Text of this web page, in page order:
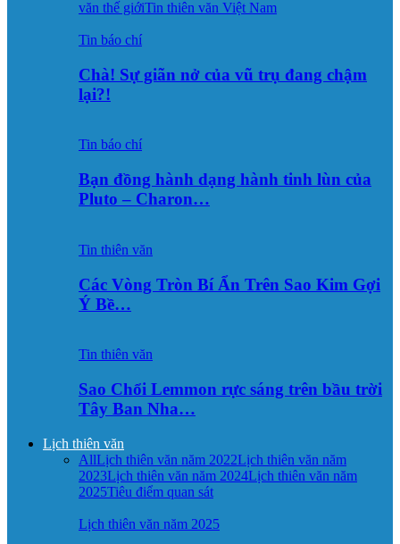
văn thế giớiTin thiên văn Việt Nam
Tin báo chí
Chà! Sự giãn nở của vũ trụ đang chậm
lại?!
Tin báo chí
Bạn đồng hành dạng hành tinh lùn của
Pluto – Charon…
Tin thiên văn
Các Vòng Tròn Bí Ẩn Trên Sao Kim Gợi
Ý Bề…
Tin thiên văn
Sao Chổi Lemmon rực sáng trên bầu trời
Tây Ban Nha…
Lịch thiên văn
AllLịch thiên văn năm 2022Lịch thiên văn năm
2023Lịch thiên văn năm 2024Lịch thiên văn năm
2025Tiêu điểm quan sát
Lịch thiên văn năm 2025